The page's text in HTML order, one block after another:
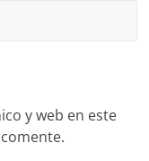
y web en este